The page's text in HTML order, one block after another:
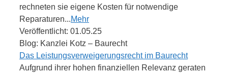
rechneten sie eigene Kosten für notwendige
Reparaturen...Mehr
Veröffentlicht: 01.05.25
Blog: Kanzlei Kotz – Baurecht
Das Leistungsverweigerungsrecht im Baurecht
Aufgrund ihrer hohen finanziellen Relevanz geraten